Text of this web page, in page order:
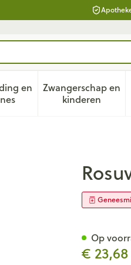
verzorging en
en
submenu voor Dieet,
Zwangerschap en
kinderen
Toon
Filmomh
€ 23,68
Op